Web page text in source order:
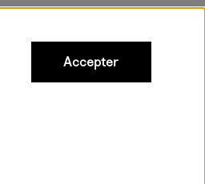
Accepter